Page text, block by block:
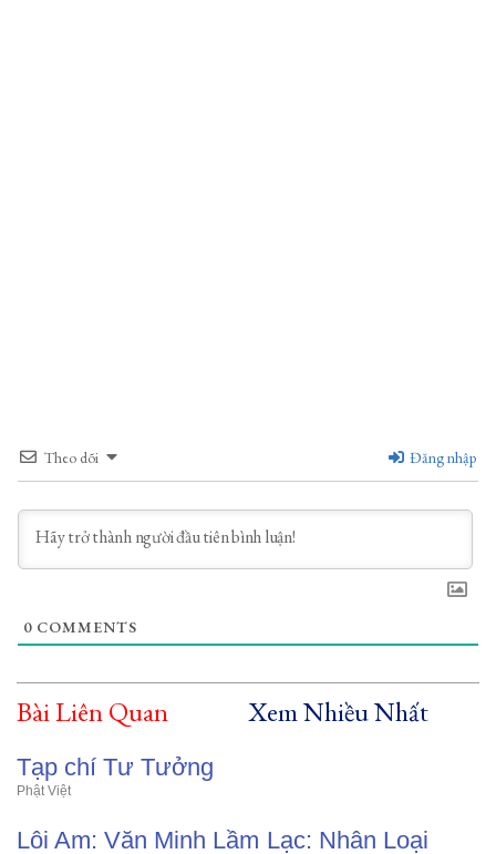
Theo dõi Đăng nhập
0 COMMENTS
Bài Liên Quan Xem Nhiều Nhất
Tạp chí Tư Tưởng
Phật Việt
Lôi Am: Văn Minh Lầm Lạc: Nhân Loại